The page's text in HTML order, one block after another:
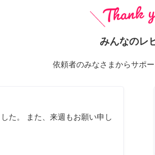
みんなのレ
依頼者のみなさまからサポ
た。 また、来週もお願い申し